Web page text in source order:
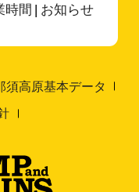
時間 お知らせ
須高原基本データ